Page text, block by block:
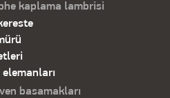
kaplama lambrisi
elemanları
basamakları